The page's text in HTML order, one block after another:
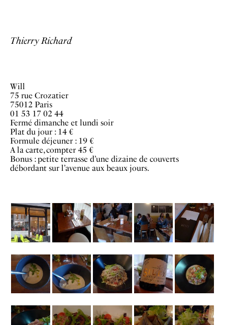
Thierry Richard
Will
75 rue Crozatier
75012 Paris
01 53 17 02 44
Fermé dimanche et lundi soir
Plat du jour : 14 €
Formule déjeuner : 19 €
A la carte, compter 45 €
Bonus : petite terrasse d’une dizaine de couverts
débordant sur l’avenue aux beaux jours.